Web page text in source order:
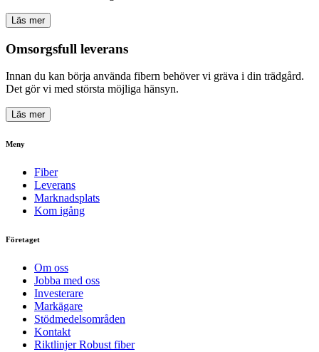
Läs mer
Omsorgsfull leverans
Innan du kan börja använda fibern behöver vi gräva i din trädgård.
Det gör vi med största möjliga hänsyn.
Läs mer
Meny
Fiber
Leverans
Marknadsplats
Kom igång
Företaget
Om oss
Jobba med oss
Investerare
Markägare
Stödmedelsområden
Kontakt
Riktlinjer Robust fiber